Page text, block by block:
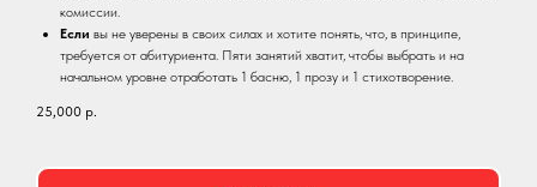
комиссии.
Если вы не уверены в своих силах и хотите понять, что, в принципе,
требуется от абитуриента. Пяти занятий хватит, чтобы выбрать и на
начальном уровне отработать 1 басню, 1 прозу и 1 стихотворение.
25,000 р.